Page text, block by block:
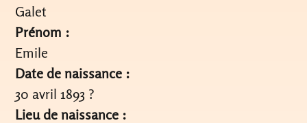
Galet
Prénom :
Emile
Date de naissance :
30 avril 1893 ?
Lieu de naissance :